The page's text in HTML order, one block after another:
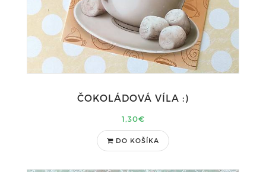
ČOKOLÁDOVÁ VÍLA :)
1,30€
DO KOŠÍKA